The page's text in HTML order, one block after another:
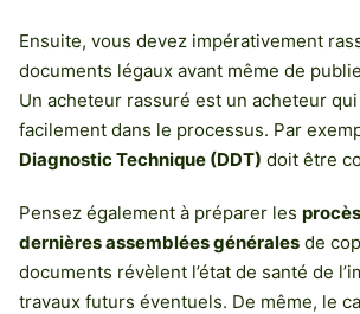
Ensuite, vous devez impérativement
documents légaux avant même de
Un acheteur rassuré est un acheteur qui
facilement dans le processus. Par
Diagnostic Technique (DDT) doit être
Pensez également à préparer les
dernières assemblées générales de
documents révèlent l’état de santé de
travaux futurs éventuels. De même, le